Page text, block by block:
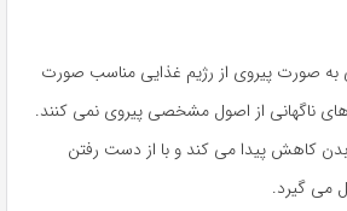
صورت پیروی از رژیم غذایی مناسب صورت
ناگهانی از اصول مشخصی پیروی نمی کنند.
کاهش پیدا می کند و با از دست رفتن
می گیرد.